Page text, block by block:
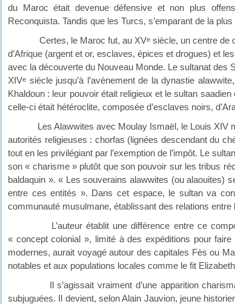
du Maroc était devenue défensive et non plus
Reconquista. Tandis que les Turcs, s’emparant de la
Certes, le Maroc fut, au XVe siècle, un centre de
d’Afrique (argent et or, esclaves, épices et drogues) et
avec la découverte du Nouveau Monde. Le sultanat des
XIVe siècle jusqu’à l’avènement de la dynastie
Khaldoun : leur pouvoir était religieux et le sultan
celle-ci était hétéroclite, composée d’esclaves noirs,
Les Alawwites avec Moulay Ismaël, le Louis XIV
autorités religieuses : chorfas (lignées descendant du
tout en les privilégiant par l’exemption de l’impôt. Le
son « charisme » plutôt que son pouvoir sur les tribus
baldaquin ». « Les souverains alawwites (ou alaouites)
entre ces entités ». Dans cet espace, le sultan va
communauté musulmane, établissant des relations
L’auteur établit une différence entre ce
« concept colonial », limité à des expéditions pour
modernes, aurait voyagé autour des capitales Fès ou
notables et aux populations locales comme le fit
Il s’agissait vraiment d’une apparition
subjuguées. Il devient, selon Alain Jauvion, jeune